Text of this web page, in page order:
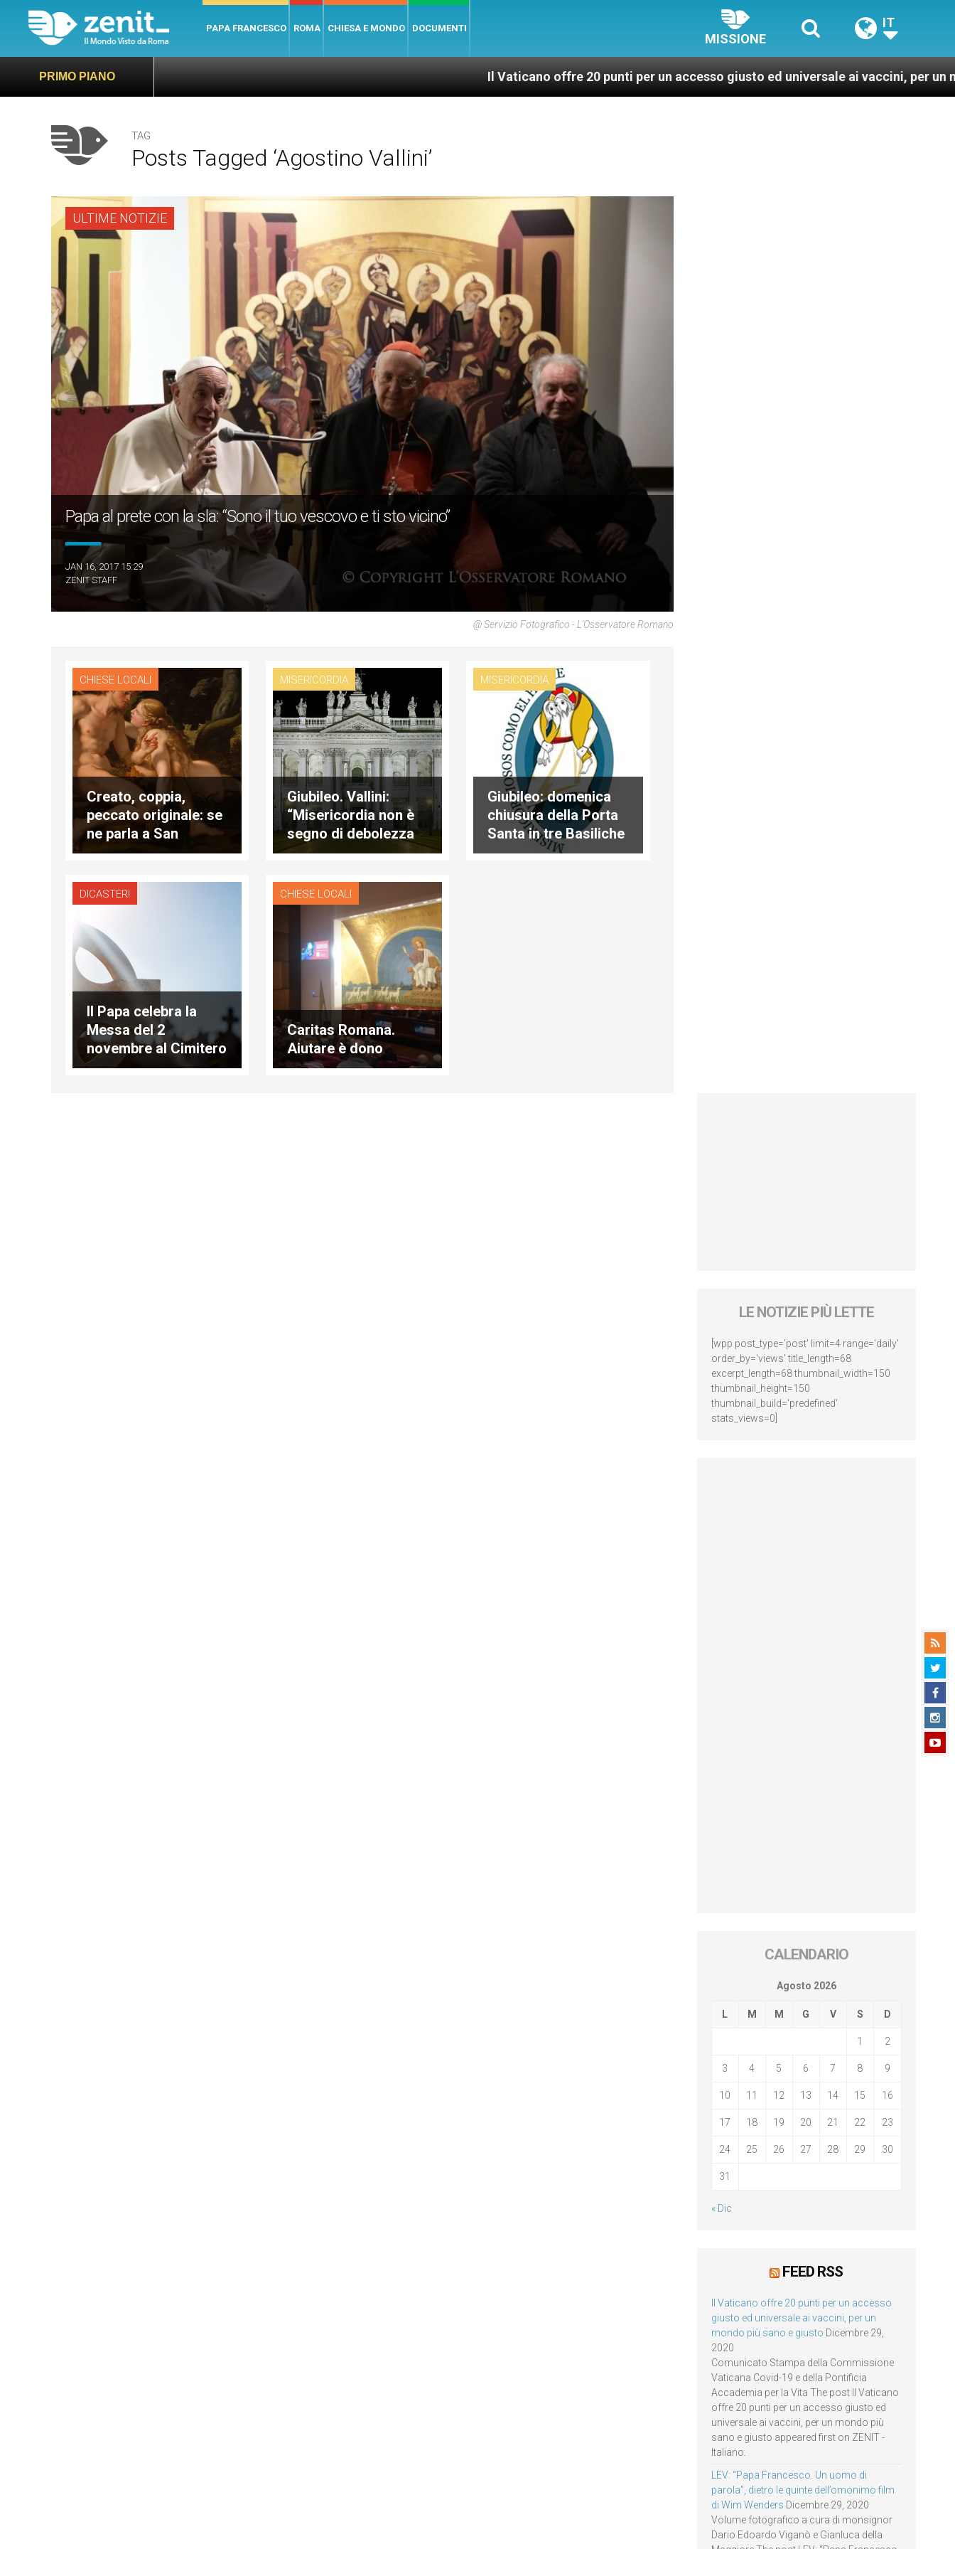
PAPA FRANCESCO ROMA CHIESA E MONDO DOCUMENTI
MISSIONE
IT
PRIMO PIANO Il Vaticano offre 20 punti per un accesso giusto ed universale ai vaccini, per un mondo più sano e
TAG
Posts Tagged ‘agostino Vallini’
ULTIME NOTIZIE
Papa al prete con la sla: “Sono il tuo vescovo e ti sto vicino”
JAN 16, 2017 15:29
ZENIT STAFF
@ Servizio Fotografico - L'Osservatore Romano
CHIESE LOCALI
Creato, coppia,
peccato originale: se
ne parla a San
Giovanni in Laterano
MISERICORDIA
Giubileo. Vallini:
“Misericordia non è
segno di debolezza
ma di forza”
MISERICORDIA
Giubileo: domenica
chiusura della Porta
Santa in tre Basiliche
maggiori
DICASTERI
Il Papa celebra la
Messa del 2
novembre al Cimitero
Flaminio
CHIESE LOCALI
Caritas Romana.
Aiutare è dono
LE NOTIZIE PIÙ LETTE
[wpp post_type='post' limit=4 range='daily'
order_by='views' title_length=68
excerpt_length=68 thumbnail_width=150
thumbnail_height=150
thumbnail_build='predefined'
stats_views=0]
CALENDARIO
Agosto 2026
L M M G V S D
1 2
3 4 5 6 7 8 9
10 11 12 13 14 15 16
17 18 19 20 21 22 23
24 25 26 27 28 29 30
31
« Dic
FEED RSS
Il Vaticano offre 20 punti per un accesso
giusto ed universale ai vaccini, per un
mondo più sano e giusto Dicembre 29,
2020
Comunicato Stampa della Commissione
Vaticana Covid-19 e della Pontificia
Accademia per la Vita The post Il Vaticano
offre 20 punti per un accesso giusto ed
universale ai vaccini, per un mondo più
sano e giusto appeared first on ZENIT -
Italiano.
LEV: “Papa Francesco. Un uomo di
parola”, dietro le quinte dell’omonimo film
di Wim Wenders Dicembre 29, 2020
Volume fotografico a cura di monsignor
Dario Edoardo Viganò e Gianluca della